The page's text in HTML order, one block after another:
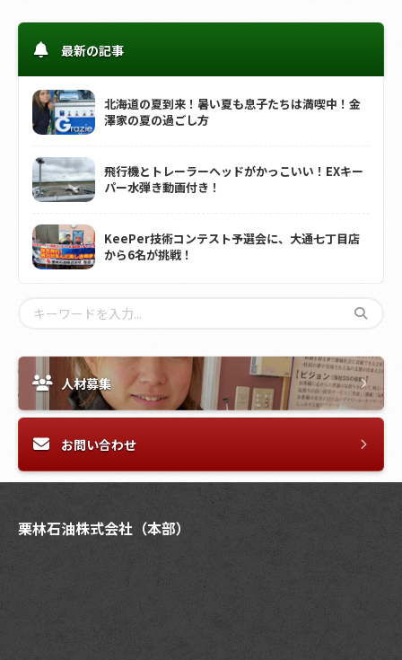
最新の記事
北海道の夏到来！暑い夏も息子たちは満喫中！金
澤家の夏の過ごし方
飛行機とトレーラーヘッドがかっこいい！EXキー
パー水弾き動画付き！
KeePer技術コンテスト予選会に、大通七丁目店
から6名が挑戦！
人材募集
お問い合わせ
栗林石油株式会社（本部）